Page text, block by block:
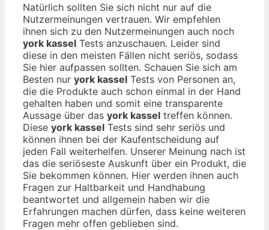
Natürlich sollten Sie sich nicht nur auf die
Nutzermeinungen vertrauen. Wir empfehlen
ihnen sich zu den Nutzermeinungen auch noch
york kassel Tests anzuschauen. Leider sind
diese in den meisten Fällen nicht seriös, sodass
Sie hier aufpassen sollten. Schauen Sie sich am
Besten nur york kassel Tests von Personen an,
die die Produkte auch schon einmal in der Hand
gehalten haben und somit eine transparente
Aussage über das york kassel treffen können.
Diese york kassel Tests sind sehr seriös und
können ihnen bei der Kaufentscheidung auf
jeden Fall weiterhelfen. Unserer Meinung nach ist
das die seriöseste Auskunft über ein Produkt, die
Sie bekommen können. Hier werden ihnen auch
Fragen zur Haltbarkeit und Handhabung
beantwortet und allgemein haben wir die
Erfahrungen machen dürfen, dass keine weiteren
Fragen mehr offen geblieben sind.